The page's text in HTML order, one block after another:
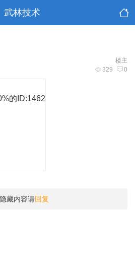
武林技术
楼主
329 0
的ID:1462
藏内容请回复